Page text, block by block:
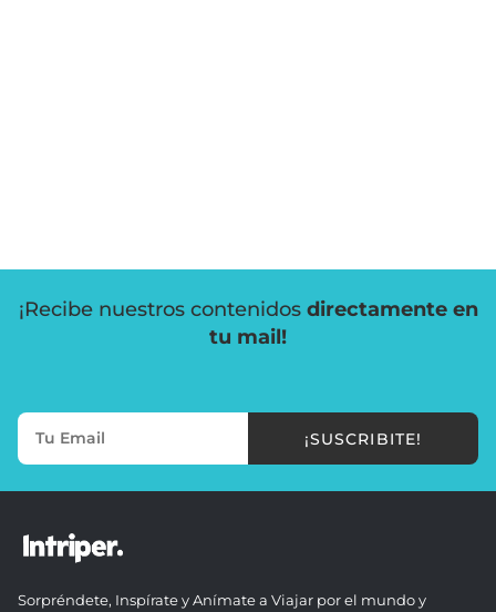
¡Recibe nuestros contenidos directamente en
tu mail!
¡SUSCRIBITE!
Sorpréndete, Inspírate y Anímate a Viajar por el mundo y